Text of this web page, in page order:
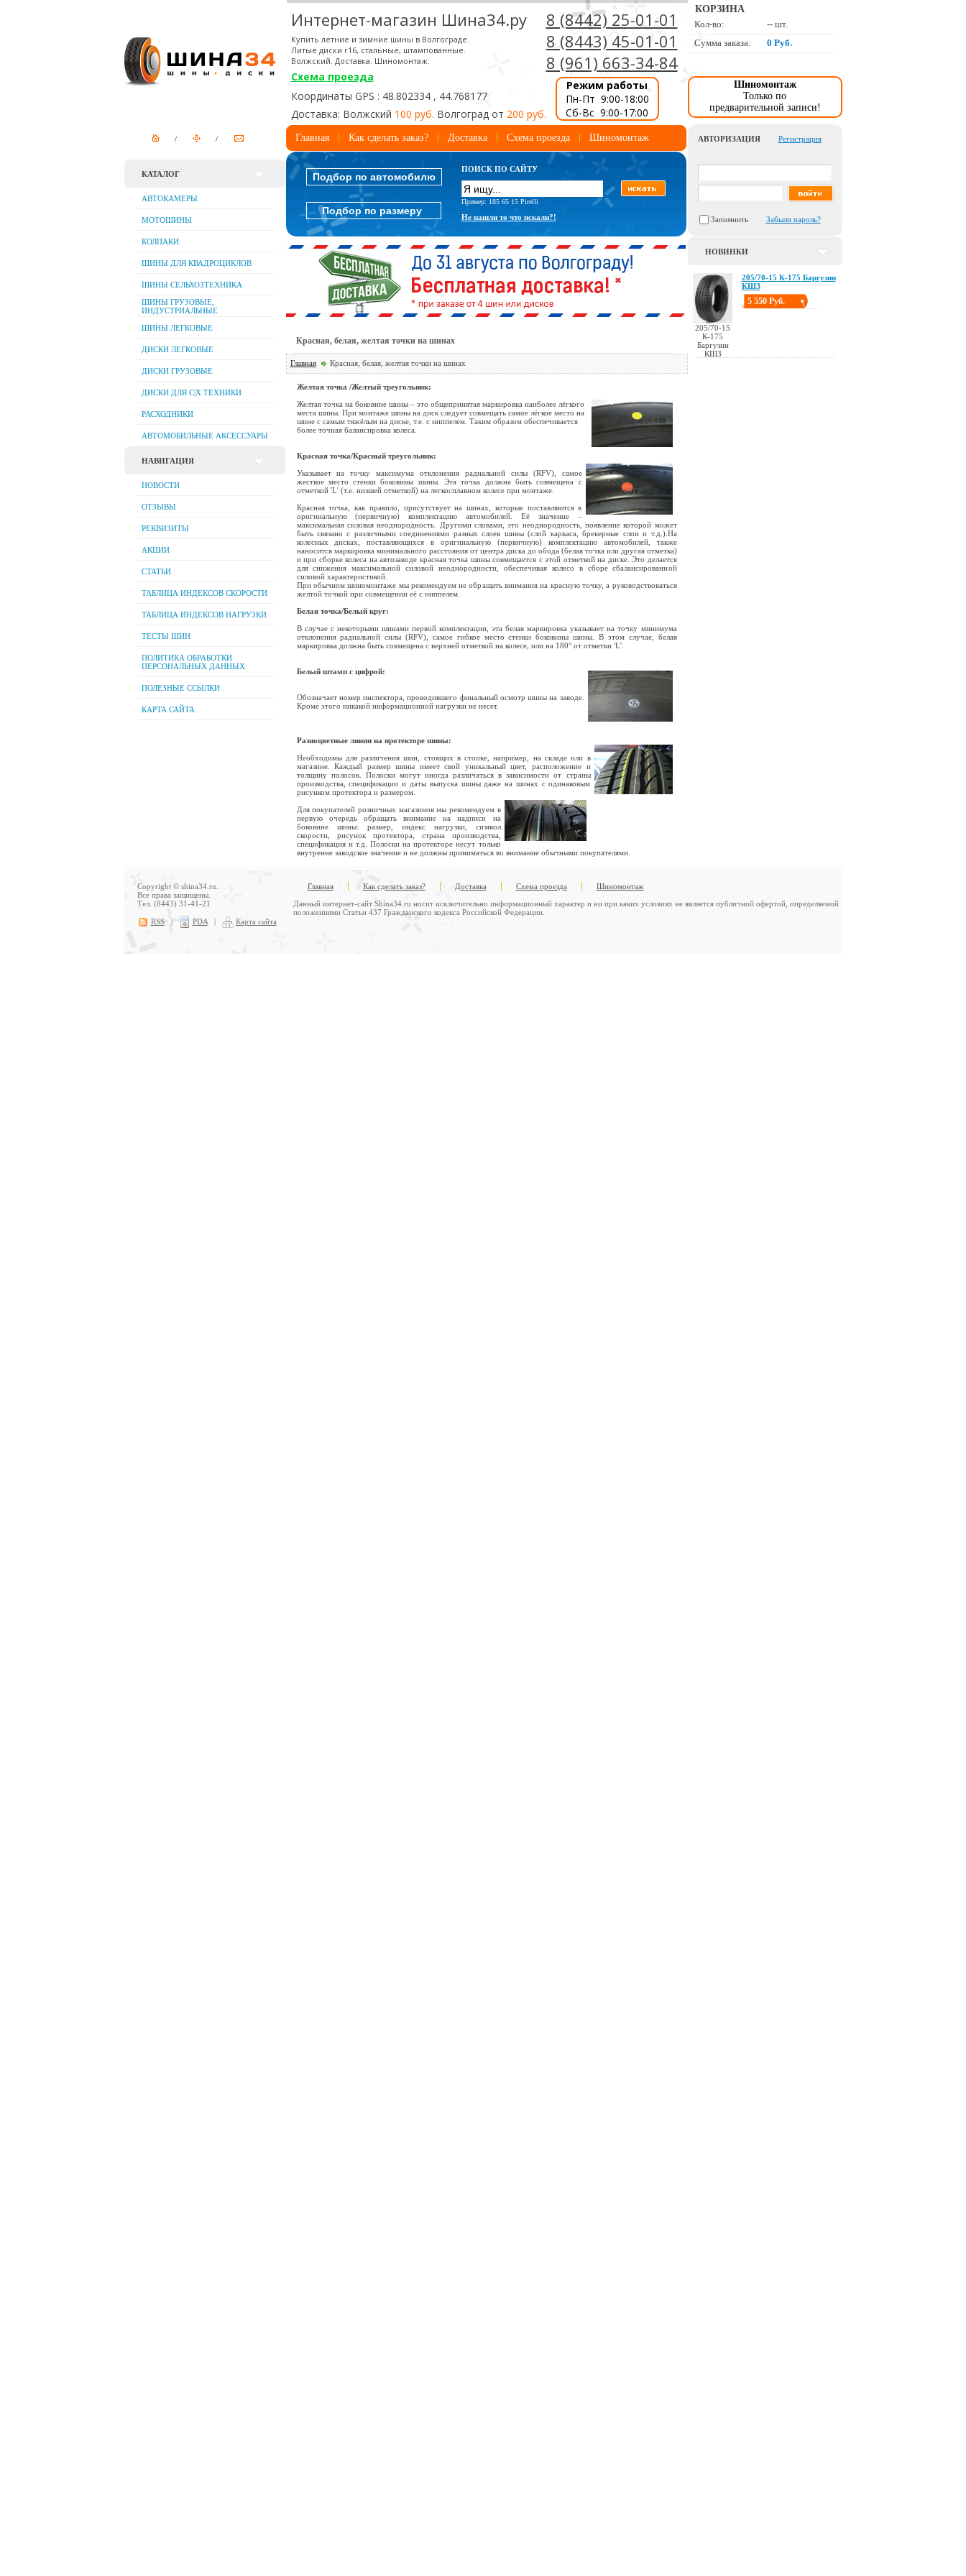
Интернет-магазин Шина34.ру
Купить летние и зимние шины в Волгограде.
Литые диски r16, стальные, штампованные.
Волжский. Доставка. Шиномонтаж.
Схема проезда
Координаты GPS : 48.802334 , 44.768177
Доставка: Волжский 100 руб. Волгоград от 200 руб.
8 (8442) 25-01-01
8 (8443) 45-01-01
8 (961) 663-34-84
Режим работы
Пн-Пт 9:00-18:00
Сб-Вс 9:00-17:00
КОРЗИНА
Кол-во:
--шт.
Сумма заказа:
0 Руб.
Шиномонтаж
Только по
предварительной записи!
Главная Как сделать заказ? Доставка Схема проезда Шиномонтаж
КАТАЛОГ
АВТОКАМЕРЫ
МОТОШИНЫ
КОЛПАКИ
ШИНЫ ДЛЯ КВАДРОЦИКЛОВ
ШИНЫ СЕЛЬХОЗТЕХНИКА
ШИНЫ ГРУЗОВЫЕ,
ИНДУСТРИАЛЬНЫЕ
ШИНЫ ЛЕГКОВЫЕ
ДИСКИ ЛЕГКОВЫЕ
ДИСКИ ГРУЗОВЫЕ
ДИСКИ ДЛЯ C|Х ТЕХНИКИ
РАСХОДНИКИ
АВТОМОБИЛЬНЫЕ АКСЕССУАРЫ
НАВИГАЦИЯ
НОВОСТИ
ОТЗЫВЫ
РЕКВИЗИТЫ
АКЦИИ
СТАТЬИ
ТАБЛИЦА ИНДЕКСОВ СКОРОСТИ
ТАБЛИЦА ИНДЕКСОВ НАГРУЗКИ
ТЕСТЫ ШИН
ПОЛИТИКА ОБРАБОТКИ
ПЕРСОНАЛЬНЫХ ДАННЫХ
ПОЛЕЗНЫЕ ССЫЛКИ
КАРТА САЙТА
ПОИСК ПО САЙТУ
Пример: 185 65 15 Pirelli
Не нашли то что искали?!
Подбор по автомобилю
Подбор по размеру
Красная, белая, желтая точки на шинах
Главная Красная, белая, желтая точки на шинах
Желтая точка /Желтый треугольник:
Желтая точка на боковине шины – это общепринятая маркировка наиболее лёгкого
места шины. При монтаже шины на диск следует совмещать самое лёгкое место на
шине с самым тяжёлым на диске, т.е. с ниппелем. Таким образом обеспечивается
более точная балансировка колеса.
Красная точка/Красный треугольник:
Указывает на точку максимума отклонения радиальной силы (RFV), самое
жесткое место стенки боковины шины. Эта точка должна быть совмещена с
отметкой 'L' (т.е. низшей отметкой) на легкосплавном колесе при монтаже.
Красная точка, как правило, присутствует на шинах, которые поставляются в
оригинальную (первичную) комплектацию автомобилей. Её значение –
максимальная силовая неоднородность. Другими словами, это неоднородность, появление которой может
быть связано с различными соединениями разных слоев шины (слой каркаса, брекерные слои и т.д.).На
колесных дисках, поставляющихся в оригинальную (первичную) комплектацию автомобилей, также
наносится маркировка минимального расстояния от центра диска до обода (белая точка или другая отметка)
и при сборке колеса на автозаводе красная точка шины совмещается с этой отметкой на диске. Это делается
для снижения максимальной силовой неоднородности, обеспечивая колесо в сборе сбалансированной
силовой характеристикой.
При обычном шиномонтаже мы рекомендуем не обращать внимания на красную точку, а руководствоваться
желтой точкой при совмещении её с ниппелем.
Белая точка/Белый круг:
В случае с некоторыми шинами первой комплектации, эта белая маркировка указывает на точку минимума
отклонения радиальной силы (RFV), самое гибкое место стенки боковины шины. В этом случае, белая
маркировка должна быть совмещена с верхней отметкой на колесе, или на 180° от отметки 'L'.
Белый штамп с цифрой:
Обозначает номер инспектора, проводившего финальный осмотр шины на заводе.
Кроме этого никакой информационной нагрузки не несет.
Разноцветные линии на протекторе шины:
Необходимы для различения шин, стоящих в стопке, например, на складе или в
магазине. Каждый размер шины имеет свой уникальный цвет, расположение и
толщину полосок. Полоски могут иногда различаться в зависимости от страны
производства, спецификации и даты выпуска шины даже на шинах с одинаковым
рисунком протектора и размером.
Для покупателей розничных магазинов мы рекомендуем в
первую очередь обращать внимание на надписи на
боковине шины: размер, индекс нагрузки, символ
скорости, рисунок протектора, страна производства,
спецификация и т.д. Полоски на протекторе несут только
внутренне заводское значение и не должны приниматься во внимание обычными покупателями.
АВТОРИЗАЦИЯ Регистрация
Запомнить Забыли пароль?
НОВИНКИ
205/70-15
К-175
Баргузин
КШЗ
205/70-15 К-175 Баргузин
КШЗ
5 550 Руб.
Copyright © shina34.ru.
Все права защищены.
Тел. (8443) 31-41-21
RSS | PDA | Карта сайта
Главная Как сделать заказ? Доставка Схема проезда
Шиномонтаж
Данный интернет-сайт Shina34.ru носит исключительно информационный характер и ни при каких условиях не является публичной офертой, определяемой
положениями Статьи 437 Гражданского кодекса Российской Федерации.